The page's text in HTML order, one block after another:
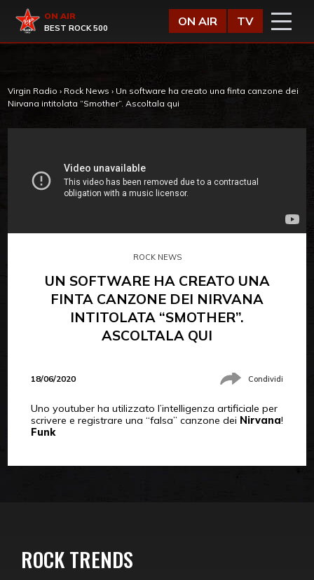
Virgin Radio
ON AIR
BEST ROCK 500
ON AIR TV
Virgin Radio › Rock News › Un software ha creato una finta canzone dei
Nirvana intitolata “Smother”. Ascoltala qui
ROCK NEWS
UN SOFTWARE HA CREATO UNA
FINTA CANZONE DEI NIRVANA
INTITOLATA “SMOTHER”.
ASCOLTALA QUI
18/06/2020 Condividi
Uno youtuber ha utilizzato l’intelligenza artificiale per
scrivere e registrare una “falsa” canzone dei Nirvana!
Funk
ROCK TRENDS